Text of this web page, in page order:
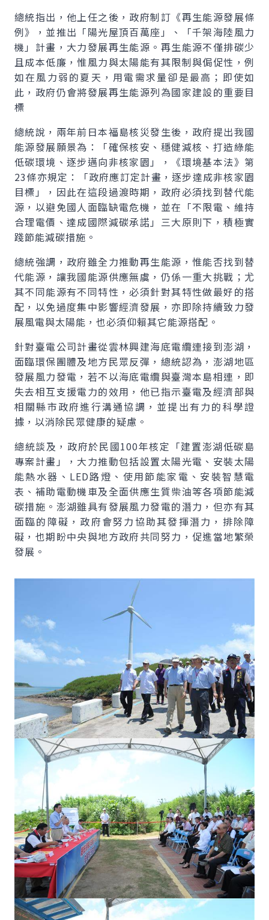
總統指出，他上任之後，政府制訂《再生能源發展條
例》，並推出「陽光屋頂百萬座」、「千架海陸風力
機」計畫，大力發展再生能源。再生能源不僅排碳少
且成本低廉，惟風力與太陽能有其限制與侷促性，例
如在風力弱的夏天，用電需求量卻是最高；即使如
此，政府仍會將發展再生能源列為國家建設的重要目
標
總統說，兩年前日本福島核災發生後，政府提出我國
能源發展願景為：「確保核安、穩健減核、打造綠能
低碳環境、逐步邁向非核家園」，《環境基本法》第
23條亦規定：「政府應訂定計畫，逐步達成非核家園
目標」，因此在這段過渡時期，政府必須找到替代能
源，以避免國人面臨缺電危機，並在「不限電、維持
合理電價、達成國際減碳承諾」三大原則下，積極實
踐節能減碳措施。
總統強調，政府雖全力推動再生能源，惟能否找到替
代能源，讓我國能源供應無虞，仍係一重大挑戰；尤
其不同能源有不同特性，必須針對其特性做最好的搭
配，以免過度集中影響經濟發展，亦即除持續致力發
展風電與太陽能，也必須仰賴其它能源搭配。
針對臺電公司計畫從雲林興建海底電纜連接到澎湖，
面臨環保團體及地方民眾反彈，總統認為，澎湖地區
發展風力發電，若不以海底電纜與臺灣本島相連，即
失去相互支援電力的效用，他已指示臺電及經濟部與
相關縣市政府進行溝通協調，並提出有力的科學證
據，以消除民眾健康的疑慮。
總統談及，政府於民國100年核定「建置澎湖低碳島
專案計畫」，大力推動包括設置太陽光電、安裝太陽
能熱水器、LED路燈、使用節能家電、安裝智慧電
表、補助電動機車及全面供應生質柴油等各項節能減
碳措施。澎湖雖具有發展風力發電的潛力，但亦有其
面臨的障礙，政府會努力協助其發揮潛力，排除障
礙，也期盼中央與地方政府共同努力，促進當地繁榮
發展。